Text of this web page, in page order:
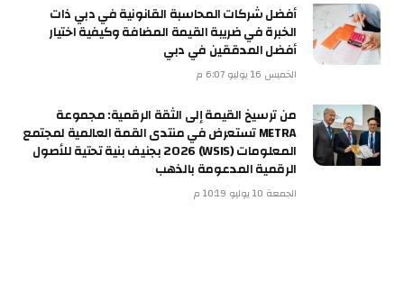
أفضل شركات المحاسبة القانونية في دبي ذات
الخبرة في ضريبة القيمة المضافة وكيفية اختيار
أفضل المدققين في دبي
الخميس 16 يوليو 6:07 م
من ترسيخ القيمة إلى الثقة الرقمية: مجموعة
METRA تستعرض في منتدى القمة العالمية لمجتمع
المعلومات (WSIS) 2026 بجنيف بنية تحتية للأصول
الرقمية المدعومة بالذهب
الجمعة 10 يوليو 10:19 م